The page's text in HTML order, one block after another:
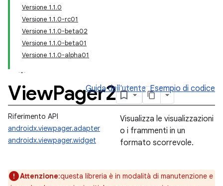
Versione 1.1.0
Versione 1.1.0-rc01
Versione 1.1.0-beta02
Versione 1.1.0-beta01
Versione 1.1.0-alpha01
ViewPager2Guida dell'utente Esempio di codice
Riferimento API
androidx.viewpager.adapter
androidx.viewpager.widget
Visualizza le visualizzazioni
o i frammenti in un
formato scorrevole.
Attenzione:questa libreria è in modalità di manutenzione e